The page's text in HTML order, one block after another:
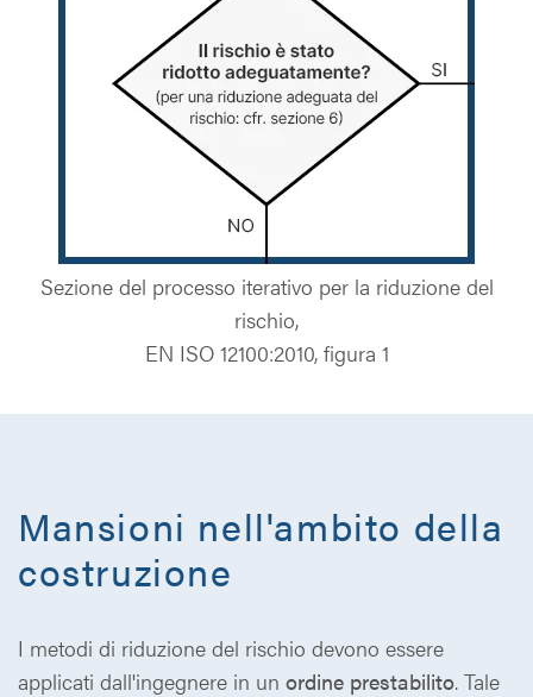
Sezione del processo iterativo per la riduzione del
rischio,
EN ISO 12100:2010, figura 1
Mansioni nell'ambito della
costruzione
I metodi di riduzione del rischio devono essere
applicati dall'ingegnere in un ordine prestabilito. Tale